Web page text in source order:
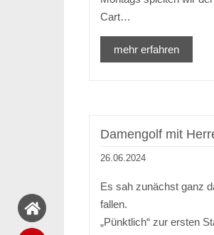
Cart…
mehr erfahren
Damengolf mit
26.06.2024
Es sah zunächst ganz
fallen.
„Pünktlich“ zur ersten